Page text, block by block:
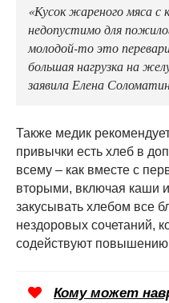
«Кусок жареного мяса
недопустимо для
молодой-то это
большая нагрузка на
заявила Елена
Также медик
привычки есть хлеб в
всему – как вместе с
вторыми, включая каши
закусывать хлебом все
нездоровых сочетаний,
содействуют повышению
Кому может